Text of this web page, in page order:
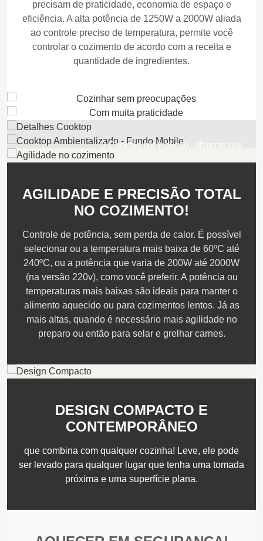
precisam de praticidade, economia de espaço e
eficiência. A alta potência de 1250W a 2000W aliada
ao controle preciso de temperatura, permite você
controlar o cozimento de acordo com a receita e
quantidade de ingredientes.
O Cooktop por Indução, diferente dos
cooktops a gás ou por resistência,
eletromagnéticoentre a bobina e o
fundo da panela.
A agitação das partículas
gerado DIRETAMENTE para o fundo
da panela, ou seja, SOMENTE a
panela é aquecida, nem a bobina ou
a superfície do cooktop aquecem.
Por isso a superfície do Cooktop
permaneceráFRIA e segura,
enquanto a panela cozinha o
alimento.
AGILIDADE E PRECISÃO TOTAL
NO COZIMENTO!
Controle de potência, sem perda de calor. É possível
selecionar ou a temperatura mais baixa de 60ºC até
240ºC, ou a potência que varia de 200W até 2000W
(na versão 220v), como você preferir. A potência ou
temperaturas mais baixas são ideais para manter o
alimento aquecido ou para cozimentos lentos. Já as
mais altas, quando é necessário mais agilidade no
preparo ou então para selar e grelhar carnes.
DESIGN COMPACTO E
CONTEMPORÂNEO
que combina com qualquer cozinha! Leve, ele pode
ser levado para qualquer lugar que tenha uma tomada
próxima e uma superfície plana.